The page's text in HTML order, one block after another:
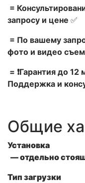
=
запросу и цене ✅
= По вашему
фото и видео
= ❗Гарантия до
Поддержка и
Общие
Установка
— отдельно
Тип загрузки